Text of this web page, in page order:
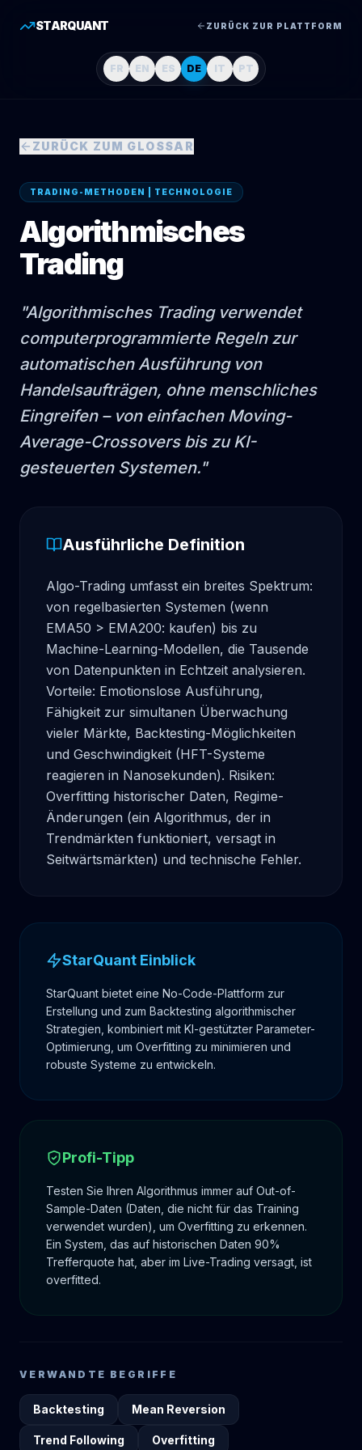
STARQUANT ZURÜCK ZUR PLATTFORM
FR EN ES DE IT PT
ZURÜCK ZUM GLOSSAR
TRADING-METHODEN | TECHNOLOGIE
Algorithmisches
Trading
"Algorithmisches Trading verwendet
computerprogrammierte Regeln zur
automatischen Ausführung von
Handelsaufträgen, ohne menschliches
Eingreifen – von einfachen Moving-
Average-Crossovers bis zu KI-
gesteuerten Systemen."
Ausführliche Definition
Algo-Trading umfasst ein breites Spektrum:
von regelbasierten Systemen (wenn
EMA50 > EMA200: kaufen) bis zu
Machine-Learning-Modellen, die Tausende
von Datenpunkten in Echtzeit analysieren.
Vorteile: Emotionslose Ausführung,
Fähigkeit zur simultanen Überwachung
vieler Märkte, Backtesting-Möglichkeiten
und Geschwindigkeit (HFT-Systeme
reagieren in Nanosekunden). Risiken:
Overfitting historischer Daten, Regime-
Änderungen (ein Algorithmus, der in
Trendmärkten funktioniert, versagt in
Seitwärtsmärkten) und technische Fehler.
StarQuant Einblick
StarQuant bietet eine No-Code-Plattform zur
Erstellung und zum Backtesting algorithmischer
Strategien, kombiniert mit KI-gestützter Parameter-
Optimierung, um Overfitting zu minimieren und
robuste Systeme zu entwickeln.
Profi-Tipp
Testen Sie Ihren Algorithmus immer auf Out-of-
Sample-Daten (Daten, die nicht für das Training
verwendet wurden), um Overfitting zu erkennen.
Ein System, das auf historischen Daten 90%
Trefferquote hat, aber im Live-Trading versagt, ist
overfitted.
VERWANDTE BEGRIFFE
Backtesting Mean Reversion
Trend Following Overfitting